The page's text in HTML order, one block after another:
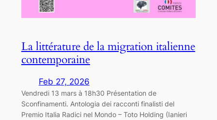
La littérature de la migration italienne
contemporaine
Feb 27, 2026
Vendredi 13 mars à 18h30 Présentation de
Sconfinamenti. Antologia dei racconti finalisti del
Premio Italia Radici nel Mondo – Toto Holding (Ianieri